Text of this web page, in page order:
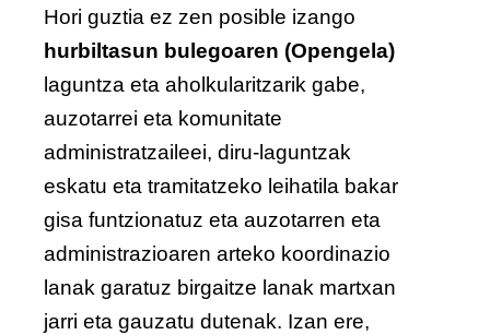
Hori guztia ez zen posible izango
hurbiltasun bulegoaren (Opengela)
laguntza eta aholkularitzarik gabe,
auzotarrei eta komunitate
administratzaileei, diru-laguntzak
eskatu eta tramitatzeko leihatila bakar
gisa funtzionatuz eta auzotarren eta
administrazioaren arteko koordinazio
lanak garatuz birgaitze lanak martxan
jarri eta gauzatu dutenak. Izan ere,